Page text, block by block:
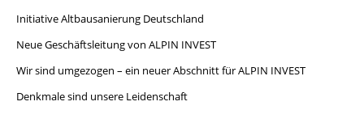
Initiative Altbausanierung Deutschland
Neue Geschäftsleitung von ALPIN INVEST
Wir sind umgezogen – ein neuer Abschnitt für ALPIN INVEST
Denkmale sind unsere Leidenschaft